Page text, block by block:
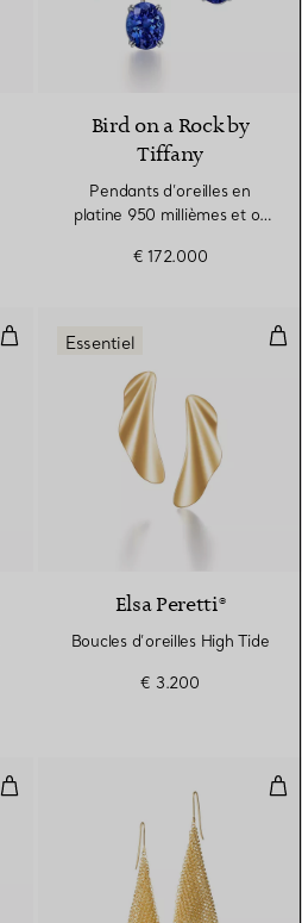
Bird on a Rock by
Tiffany
Pendants d’oreilles en
platine 950 millièmes et or
€ 172.000
Boucles d’oreilles Snake en or
Essentiel
Elsa Peretti®
Boucles d’oreilles High Tide
€ 3.200
Boucles d’oreilles Maille